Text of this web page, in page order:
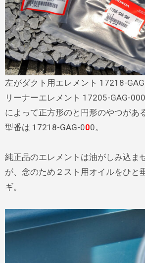
左がダクト用エレメント 17218-
リーナーエレメント 17205-GAG-
によって正方形のと円形のやつがあ
型番は 17218-GAG-000。
純正品のエレメントは油がしみ込ま
が、念のため２スト用オイルをひと
ギ。